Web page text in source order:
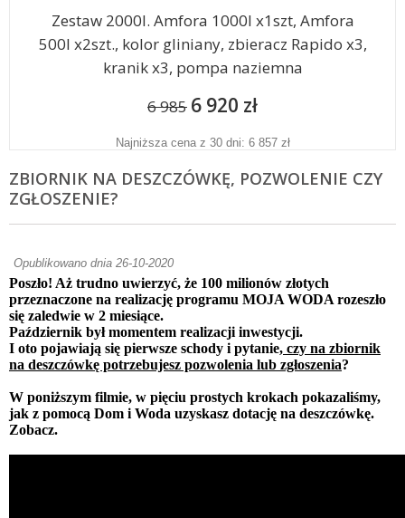
Zestaw 2000l. Amfora 1000l x1szt, Amfora
500l x2szt., kolor gliniany, zbieracz Rapido x3,
kranik x3, pompa naziemna
6 985 6 920 zł
Najniższa cena z 30 dni: 6 857 zł
ZBIORNIK NA DESZCZÓWKĘ, POZWOLENIE CZY
ZGŁOSZENIE?
Opublikowano dnia 26-10-2020
Poszło! Aż trudno uwierzyć, że 100 milionów złotych
przeznaczone na realizację programu MOJA WODA rozeszło
się zaledwie w 2 miesiące.
Październik był momentem realizacji inwestycji.
I oto pojawiają się pierwsze schody i pytanie, czy na zbiornik
na deszczówkę potrzebujesz pozwolenia lub zgłoszenia?
W poniższym filmie, w pięciu prostych krokach pokazaliśmy,
jak z pomocą Dom i Woda uzyskasz dotację na deszczówkę.
Zobacz.